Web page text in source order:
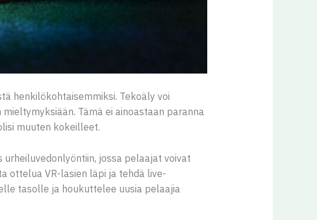
henkilökohtaisemmiksi. Tekoäly voi
Tämä ei ainoastaan paranna
muuten kokeilleet.
jossa pelaajat voivat
ottelua VR-lasien läpi ja tehdä live-
tasolle ja houkuttelee uusia pelaajia